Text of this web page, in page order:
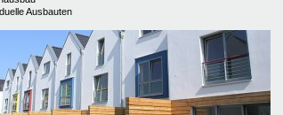
Ausbauten